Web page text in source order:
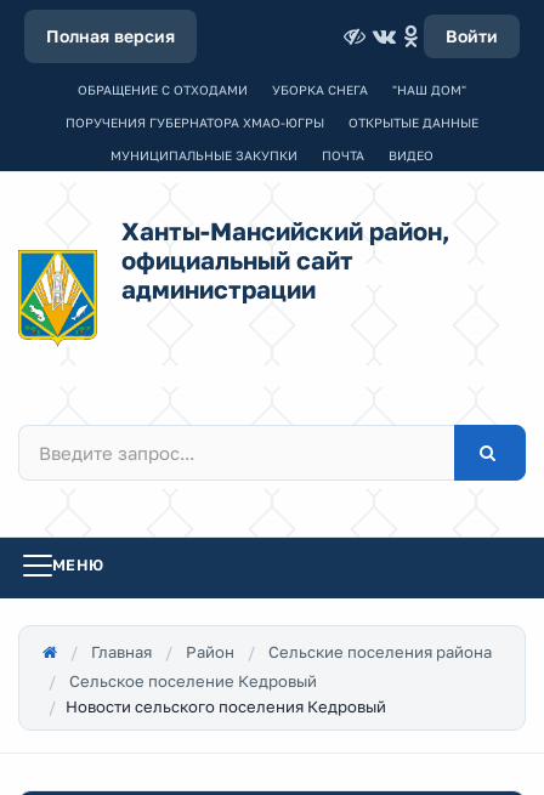
Полная версия Войти
ОБРАЩЕНИЕ С ОТХОДАМИ УБОРКА СНЕГА "НАШ ДОМ"
ПОРУЧЕНИЯ ГУБЕРНАТОРА ХМАО-ЮГРЫ ОТКРЫТЫЕ ДАННЫЕ
МУНИЦИПАЛЬНЫЕ ЗАКУПКИ ПОЧТА ВИДЕО
Ханты-Мансийский район,
официальный сайт
администрации
МЕНЮ
Главная Район
Сельские поселения района
Сельское поселение Кедровый
Новости сельского поселения Кедровый